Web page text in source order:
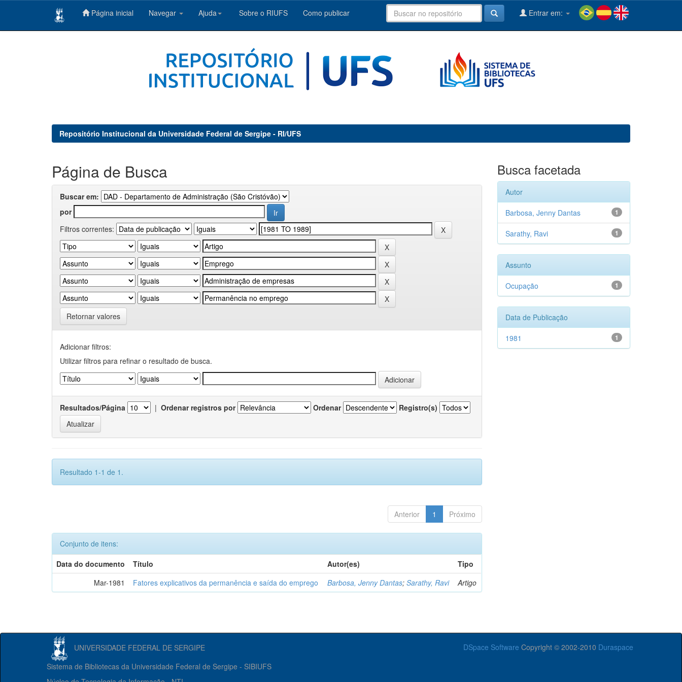
Página inicial Navegar Ajuda Sobre o RIUFS Como publicar Entrar em:
Repositório Institucional da Universidade Federal de Sergipe - RI/UFS
Página de Busca
Buscar em:
por
Filtros correntes:
Retornar valores
Adicionar filtros:
Utilizar filtros para refinar o resultado de busca.
Resultados/Página | Ordenar registros por Ordenar Registro(s)
Resultado 1-1 de 1.
Anterior 1 Próximo
Conjunto de itens:
Data do documento
Título Autor(es)
Tipo
Mar-1981
Fatores explicativos da permanência e saída do emprego Barbosa, Jenny Dantas;Sarathy, Ravi Artigo
Busca facetada
Autor
1
Barbosa, Jenny Dantas
1
Sarathy, Ravi
Assunto
1
Ocupação
Data de Publicação
1
1981
UNIVERSIDADE FEDERAL DE SERGIPE DSpace Software Copyright © 2002-2010 Duraspace
Sistema de Bibliotecas da Universidade Federal de Sergipe - SIBIUFS